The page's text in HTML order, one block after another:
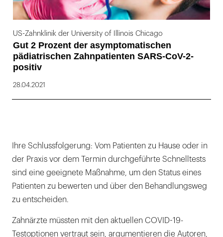
US-Zahnklinik der University of Illinois Chicago
Gut 2 Prozent der asymptomatischen
pädiatrischen Zahnpatienten SARS-CoV-2-
positiv
28.04.2021
Ihre Schlussfolgerung: Vom Patienten zu Hause oder in
der Praxis vor dem Termin durchgeführte Schnelltests
sind eine geeignete Maßnahme, um den Status eines
Patienten zu bewerten und über den Behandlungsweg
zu entscheiden.
Zahnärzte müssten mit den aktuellen COVID-19-
Testoptionen vertraut sein, argumentieren die Autoren,